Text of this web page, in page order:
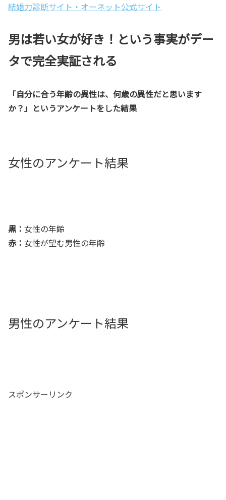
結婚力診断サイト・オーネット公式サイト
男は若い女が好き！という事実がデー
タで完全実証される
「自分に合う年齢の異性は、何歳の異性だと思います
か？」というアンケートをした結果
女性のアンケート結果
黒： 女性の年齢
赤： 女性が望む男性の年齢
男性のアンケート結果
スポンサーリンク